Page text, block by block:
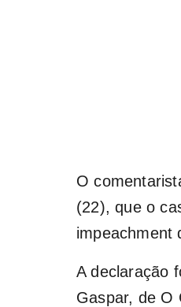
O
(22), que o
impeachment
A declaração
Gaspar, de O